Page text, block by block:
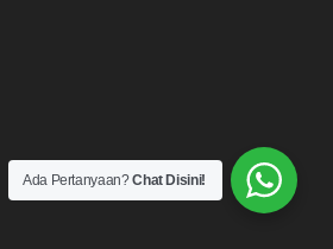
Ada Pertanyaan?Chat Disini!